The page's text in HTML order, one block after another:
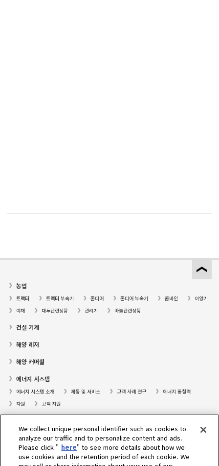
농업
트랙터 트랙터 부속기 존디어 존디어 부속기 콤바인
이앙기
야채
대두관련상품 관리기 마늘관련상품
건설 기계
해양 레저
해양 커머셜
에너지 시스템
에너지 시스템 소개 제품 및 서비스 고객 사례 연구
에너지 통찰력
자원
고객 지원
대리점검색
고객센터
We collect unique personal identifier such as cookies to
analyze our traffic and to personalize content and ads.
Please click " here" to see more details about how we
use cookies and the retention period of each cookie. We